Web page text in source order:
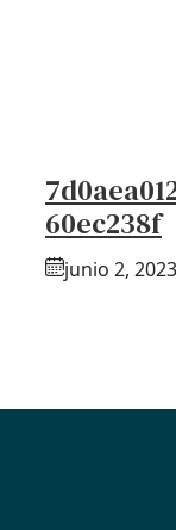
60ec238f
junio 2, 2023